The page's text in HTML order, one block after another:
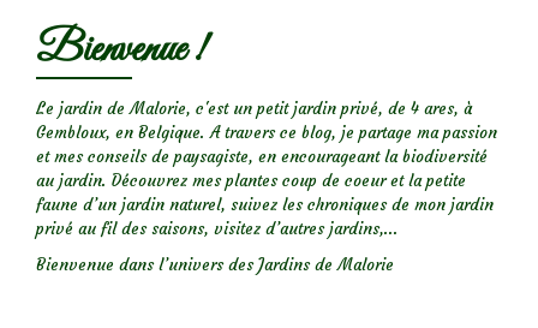
Bienvenue !
Le jardin de Malorie, c'est un petit jardin privé, de 4 ares, à
Gembloux, en Belgique. A travers ce blog, je partage ma passion
et mes conseils de paysagiste, en encourageant la biodiversité
au jardin. Découvrez mes plantes coup de coeur et la petite
faune d’un jardin naturel, suivez les chroniques de mon jardin
privé au fil des saisons, visitez d’autres jardins,...
Bienvenue dans l’univers des Jardins de Malorie